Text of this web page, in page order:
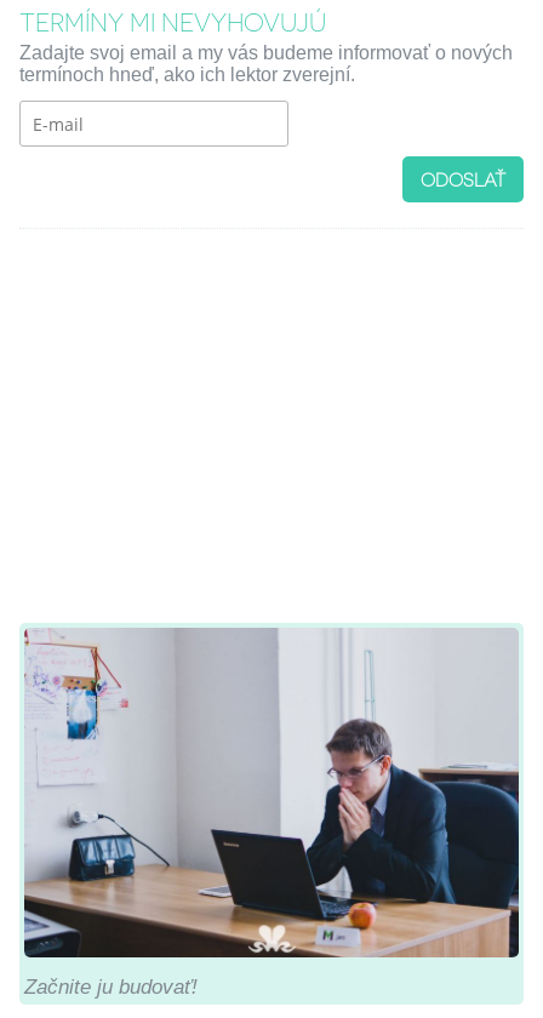
TERMÍNY MI NEVYHOVUJÚ
Zadajte svoj email a my vás budeme informovať o nových
termínoch hneď, ako ich lektor zverejní.
ODOSLAŤ
Začnite ju budovať!